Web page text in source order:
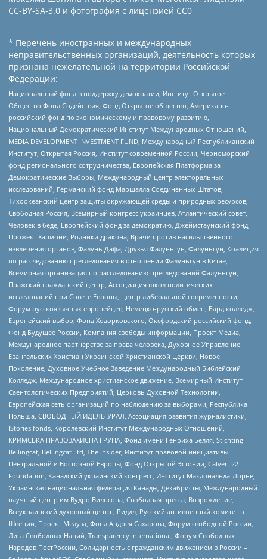
CC-BY-SA-3.0 и фотография с лицензией СС0
* Перечень иностранных и международных
неправительственных организаций, деятельность которых
признана нежелательной на территории Российской
Федерации:
Национальный фонд в поддержку демократии, Институт Открытое
Общество Фонд Содействия, Фонд Открытое общество, Американо-
российский фонд по экономическому и правовому развитию,
Национальный Демократический Институт Международных Отношений,
MEDIA DEVELOPMENT INVESTMENT FUND, Международный Республиканский
Институт, Открытая Россия, Институт современной России, Черноморский
фонд регионального сотрудничества, Европейская Платформа за
Демократические Выборы, Международный центр электоральных
исследований, Германский фонд Маршалла Соединенных Штатов,
Тихоокеанский центр защиты окружающей среды и природных ресурсов,
Свободная Россия, Всемирный конгресс украинцев, Атлантический совет,
Человек в беде, Европейский фонд за демократию, Джеймстаунский фонд,
Прожект Хармони, Родники дракона, Врачи против насильственного
извлечения органов, Фалунь Дафа, Друзья Фалуньгун, Фалуньгун, Коалиция
по расследованию преследования в отношении Фалуньгун в Китае,
Всемирная организация по расследованию преследований Фалуньгун,
Пражский гражданский центр, Ассоциация школ политических
исследований при Совете Европы, Центр либеральной современности,
Форум русскоязычных европейцев, Немецко-русский обмен, Бард колледж,
Европейский выбор, Фонд Ходорковского, Оксфордский российский фонд,
Фонд Будущее России, Компания свободы информации, Проект Медиа,
Международное партнерство за права человека, Духовное Управление
Евангельских Христиан Украинской Христианской Церкви, Новое
Поколение, Духовное Учебное Заведение Международный Библейский
Колледж, Международное христианское движение, Всемирный Институт
Саентологических Предприятий, Церковь Духовной Технологии,
Европейская сеть организаций по наблюдению за выборами, Республика
Польша, СВОБОДНЫЙ ИДЕЛЬ-УРАЛ, Ассоциация развития журналистики,
IStories fonds, Королевский Институт Международных Отношений,
КРИМСЬКА ПРАВОЗАХИСНА ГРУПА, Фонд имени Генриха Бёлля, Stichting
Bellingcat, Bellingcat Ltd, The Insider, Институт правовой инициативы
Центральной и Восточной Европы, Фонд Открытой Эстонии, Calvert 22
Foundation, Канадский украинский конгресс, Институт Макдональда-Лорье,
Украинская национальная федерация Канады, Декабристы, Международный
научный центр им Вудро Вильсона, Свободная пресса, Возрождение,
Всеукраинский духовный центр , Риддл, Русский антивоенный комитет в
Швеции, Проект Медуза, Фонд Андрея Сахарова, Форум свободной России,
Лига Свободных Наций, Transparеncy International, Форум Свободных
Народов ПостРоссии, Солидарность с гражданским движением в России –